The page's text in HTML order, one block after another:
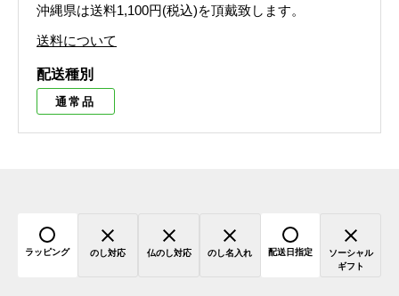
沖縄県は送料1,100円(税込)を頂戴致します。
送料について
配送種別
通常品
ラッピング のし対応 仏のし対応 のし名入れ 配送日指定
ソーシャル
ギフト